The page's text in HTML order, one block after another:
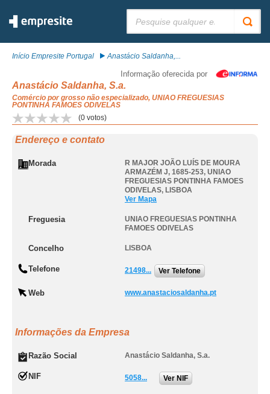
Início Empresite Portugal Anastácio Saldanha,...
Informação oferecida por
Anastácio Saldanha, S.a.
Comércio por grosso não especializado, UNIAO FREGUESIAS
PONTINHA FAMOES ODIVELAS
(0 votos)
Endereço e contato
Morada
R MAJOR JOÃO LUÍS DE MOURA
ARMAZÉM J, 1685-253, UNIAO
FREGUESIAS PONTINHA FAMOES
ODIVELAS, LISBOA
Ver Mapa
Freguesia
UNIAO FREGUESIAS PONTINHA
FAMOES ODIVELAS
Concelho LISBOA
Telefone 21498... Ver Telefone
Web www.anastaciosaldanha.pt
Informações da Empresa
Razão Social Anastácio Saldanha, S.a.
NIF 5058... Ver NIF